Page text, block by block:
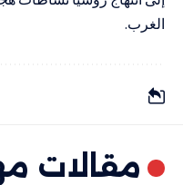
الغرب.
مقالات